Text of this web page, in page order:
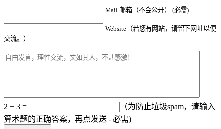
Mail 邮箱（不会公开） (必需)
Website（若您有网站，请留下网址以便
交流。）
2 + 3 =
（为防止垃圾spam，请输入
算术题的正确答案，再点发送 - 必需)